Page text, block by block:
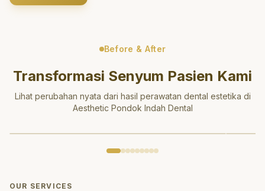
Before & After
Transformasi Senyum Pasien Kami
Lihat perubahan nyata dari hasil perawatan dental estetika di
Aesthetic Pondok Indah Dental
OUR SERVICES